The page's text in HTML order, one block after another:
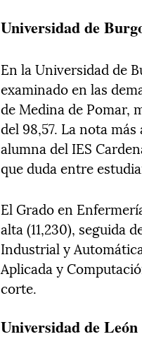
Universidad de
En la Universidad de
examinado en las
de Medina de Pomar,
del 98,57. La nota
alumna del IES
que duda entre
El Grado en
alta (11,230), seguida
Industrial y
Aplicada y
corte.
Universidad de León